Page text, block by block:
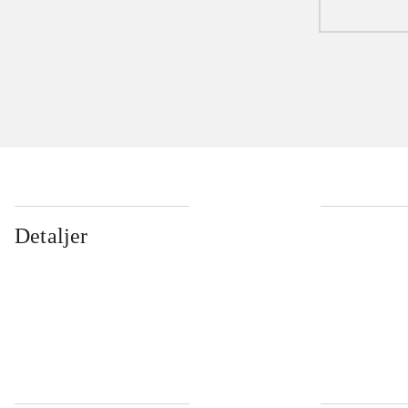
Detaljer